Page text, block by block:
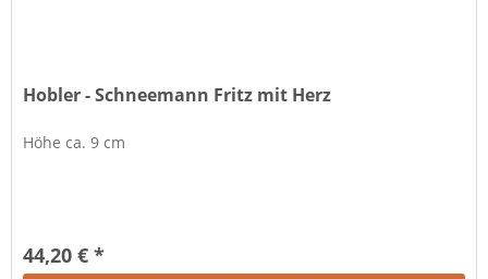
Hobler - Schneemann Fritz mit Herz
Höhe ca. 9 cm
44,20 € *